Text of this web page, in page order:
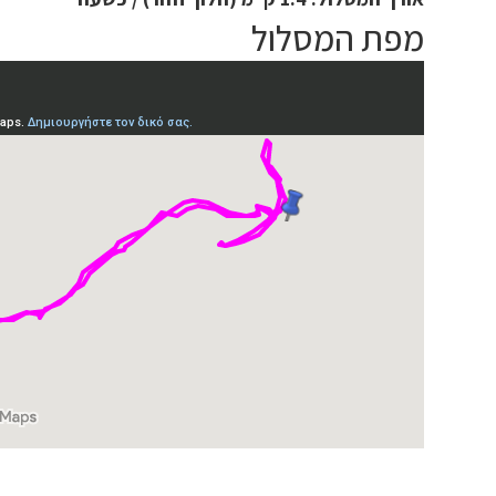
מפת המסלול